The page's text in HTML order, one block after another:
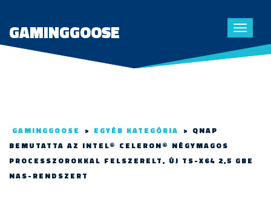
Toggle
GAMINGGOOSE
GAMINGGOOSE > EGYÉB KATEGÓRIA > QNAP
BEMUTATTA AZ INTEL® CELERON® NÉGYMAGOS
PROCESSZOROKKAL FELSZERELT, ÚJ TS-X64 2,5 GBE
NAS-RENDSZERT